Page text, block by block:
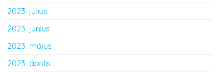
2023. július
2023. június
2023. május
2023. április